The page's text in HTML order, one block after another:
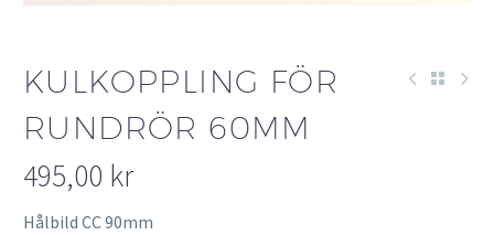
KULKOPPLING FÖR
RUNDRÖR 60MM
495,00 kr
Hålbild CC 90mm